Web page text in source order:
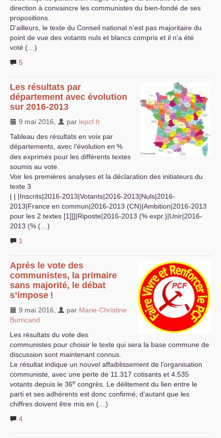
direction à convaincre les communistes du bien-fondé de ses
propositions.
D’ailleurs, le texte du Conseil national n’est pas majoritaire du
point de vue des votants nuls et blancs compris et il n’a été
voté (…)
5
Les résultats par
département avec évolution
sur 2016-2013
9 mai 2016 par lepcf.fr
Tableau des résultats en voix par
départements, avec l’évolution en %
des exprimés pour les différents textes
soumis au vote.
Voir les premières analyses et la déclaration des initiateurs du
texte 3
| | |Inscrits|2016-2013|Votants|2016-2013|Nuls|2016-
2013|France en commun|2016-2013 (CN)|Ambition|2016-2013
pour les 2 textes [1]]]|Riposte|2016-2013 (% expr.)|Unir|2016-
2013 (% (…)
1
Après le vote des
communistes, la primaire
sans majorité, le débat
s’impose !
9 mai 2016 par Marie-Christine
Burricand
Les résultats du vote des
communistes pour choisir le texte qui sera la base commune de
discussion sont maintenant connus.
Le résultat indique un nouvel affaiblissement de l’organisation
communiste, avec une perte de 11.317 cotisants et 4.535
votants depuis le 36e congrès. Le délitement du lien entre le
parti et ses adhérents est donc confirmé, d’autant que les
chiffres doivent être mis en (…)
4